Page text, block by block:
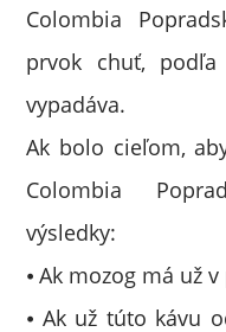
Colombia
prvok chuť,
vypadáva.
Ak bolo cieľom,
Colombia
výsledky:
⦁ Ak mozog má už
⦁ Ak už túto kávu